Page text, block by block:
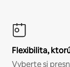
Flexibilita,
Vyberte si